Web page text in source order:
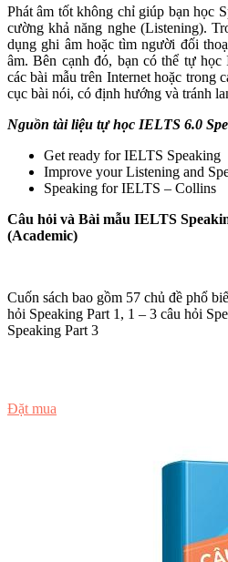
Phát âm tốt không chỉ giúp bạn học
cường khả năng nghe (Listening).
dụng ghi âm hoặc tìm người đối
âm. Bên cạnh đó, bạn có thể tự
các bài mẫu trên Internet hoặc trong
cục bài nói, có định hướng và tránh
Nguồn tài liệu tự học IELTS 6.0
Get ready for IELTS Speaking
Improve your Listening and
Speaking for IELTS – Collins
Câu hỏi và Bài mẫu IELTS
(Academic)
Cuốn sách bao gồm 57 chủ đề phổ
hỏi Speaking Part 1, 1 – 3 câu hỏi
Speaking Part 3
Đặt mua